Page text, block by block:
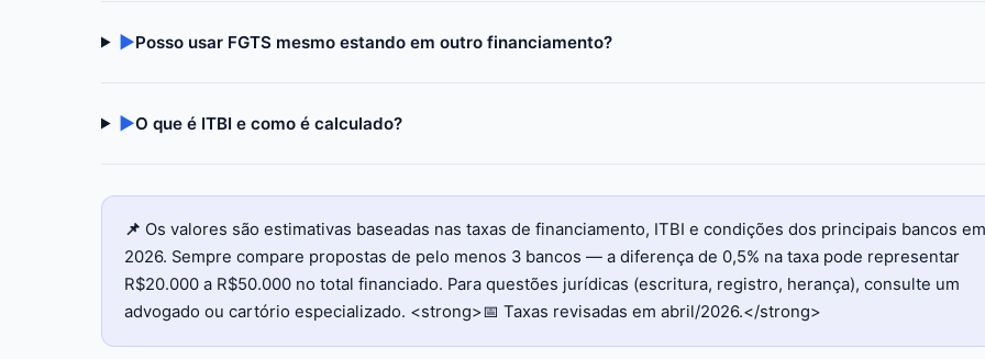
▶Posso usar FGTS mesmo estando em outro financiamento?
▶O que é ITBI e como é calculado?
📌 Os valores são estimativas baseadas nas taxas de financiamento, ITBI e condições dos principais bancos em
2026. Sempre compare propostas de pelo menos 3 bancos — a diferença de 0,5% na taxa pode representar
R$20.000 a R$50.000 no total financiado. Para questões jurídicas (escritura, registro, herança), consulte um
advogado ou cartório especializado. <strong>📅 Taxas revisadas em abril/2026.</strong>